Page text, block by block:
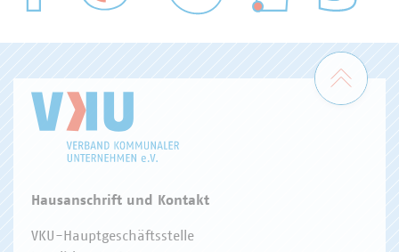
WASSER/ABWASSER
Zum
Hausanschrift und Kontakt
VKU-Hauptgeschäftsstelle